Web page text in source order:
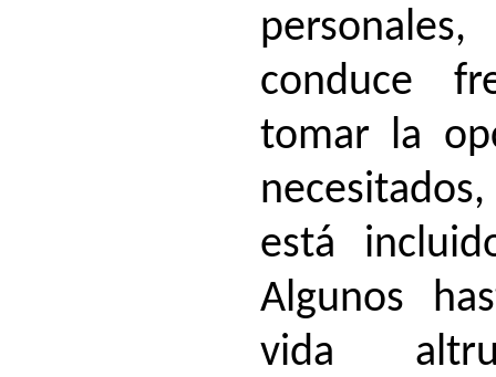
conduce
tomar la
está
Algunos
vida